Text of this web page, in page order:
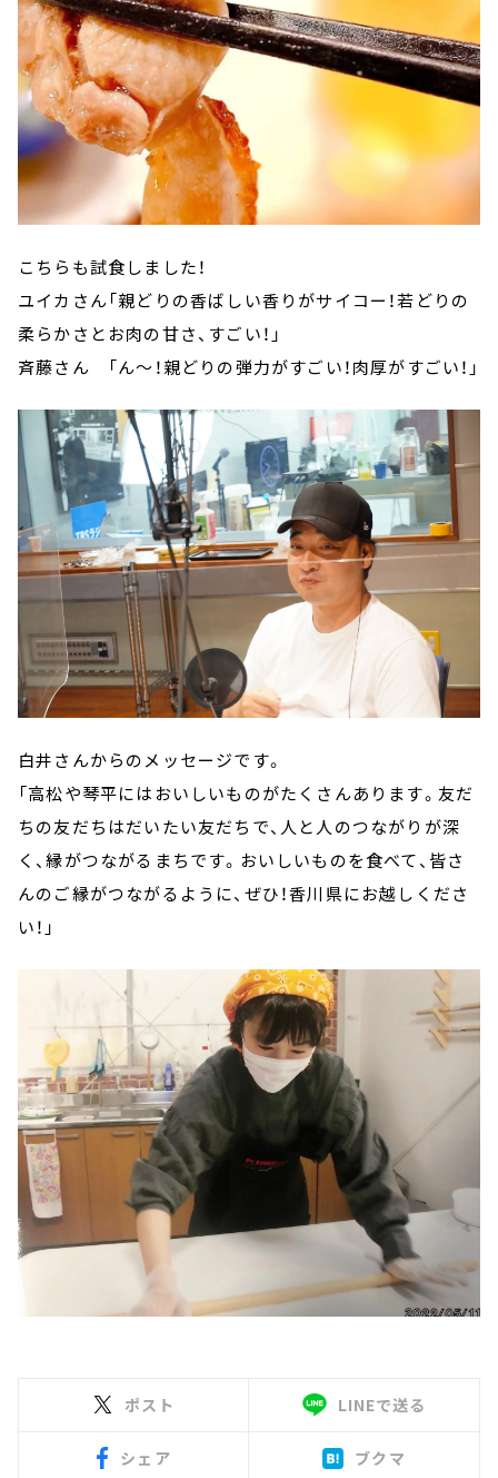
こちらも試食しました！
ユイカさん「親どりの香ばしい香りがサイコー！若どりの
柔らかさとお肉の甘さ、すごい！」
斉藤さん 「ん～！親どりの弾力がすごい！肉厚がすごい！」
白井さんからのメッセージです。
「高松や琴平にはおいしいものがたくさんあります。友だ
ちの友だちはだいたい友だちで、人と人のつながりが深
く、縁がつながるまちです。おいしいものを食べて、皆さ
んのご縁がつながるように、ぜひ！香川県にお越しくださ
い！」
ポスト LINEで送る
シェア ブクマ